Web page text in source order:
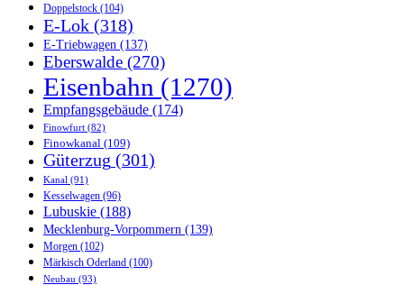
Doppelstock (104)
E-Lok (318)
E-Triebwagen (137)
Eberswalde (270)
Eisenbahn (1270)
Empfangsgebäude (174)
Finowfurt (82)
Finowkanal (109)
Güterzug (301)
Kanal (91)
Kesselwagen (96)
Lubuskie (188)
Mecklenburg-Vorpommern (139)
Morgen (102)
Märkisch Oderland (100)
Neubau (93)